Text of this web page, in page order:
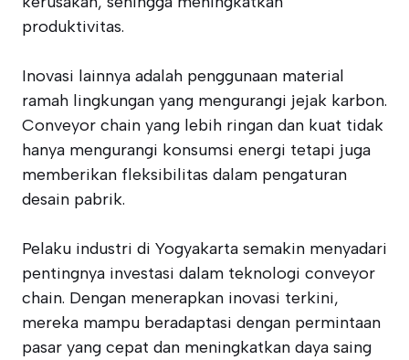
produktivitas.
Inovasi lainnya adalah penggunaan material
ramah lingkungan yang mengurangi jejak karbon.
Conveyor chain yang lebih ringan dan kuat tidak
hanya mengurangi konsumsi energi tetapi juga
memberikan fleksibilitas dalam pengaturan
desain pabrik.
Pelaku industri di Yogyakarta semakin menyadari
pentingnya investasi dalam teknologi conveyor
chain. Dengan menerapkan inovasi terkini,
mereka mampu beradaptasi dengan permintaan
pasar yang cepat dan meningkatkan daya saing